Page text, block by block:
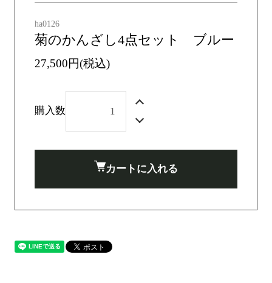
ha0126
菊のかんざし4点セット ブルー
27,500円(税込)
購入数
カートに入れる